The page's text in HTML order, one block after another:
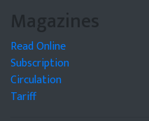
Magazines
Read Online
Subscription
Circulation
Tariff